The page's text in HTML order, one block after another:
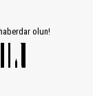
olun!